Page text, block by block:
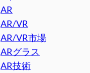
AR
AR/VR
AR/VR市場
ARグラス
AR技術